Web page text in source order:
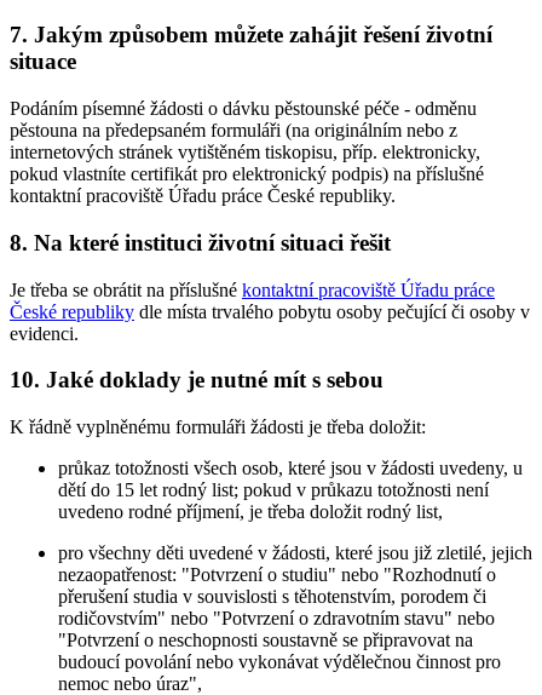
7. Jakým způsobem můžete zahájit řešení životní
situace
Podáním písemné žádosti o dávku pěstounské péče - odměnu
pěstouna na předepsaném formuláři (na originálním nebo z
internetových stránek vytištěném tiskopisu, příp. elektronicky,
pokud vlastníte certifikát pro elektronický podpis) na příslušné
kontaktní pracoviště Úřadu práce České republiky.
8. Na které instituci životní situaci řešit
Je třeba se obrátit na příslušné kontaktní pracoviště Úřadu práce
České republiky dle místa trvalého pobytu osoby pečující či osoby v
evidenci.
10. Jaké doklady je nutné mít s sebou
K řádně vyplněnému formuláři žádosti je třeba doložit:
průkaz totožnosti všech osob, které jsou v žádosti uvedeny, u
dětí do 15 let rodný list; pokud v průkazu totožnosti není
uvedeno rodné příjmení, je třeba doložit rodný list,
pro všechny děti uvedené v žádosti, které jsou již zletilé, jejich
nezaopatřenost: "Potvrzení o studiu" nebo "Rozhodnutí o
přerušení studia v souvislosti s těhotenstvím, porodem či
rodičovstvím" nebo "Potvrzení o zdravotním stavu" nebo
"Potvrzení o neschopnosti soustavně se připravovat na
budoucí povolání nebo vykonávat výdělečnou činnost pro
nemoc nebo úraz",